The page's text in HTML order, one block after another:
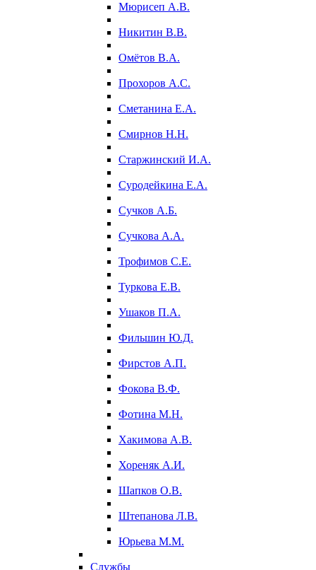
Мюрисеп А.В.
Никитин В.В.
Омётов В.А.
Прохоров А.С.
Сметанина Е.А.
Смирнов Н.Н.
Старжинский И.А.
Суродейкина Е.А.
Сучков А.Б.
Сучкова А.А.
Трофимов С.Е.
Туркова Е.В.
Ушаков П.А.
Фильшин Ю.Д.
Фирстов А.П.
Фокова В.Ф.
Фотина М.Н.
Хакимова А.В.
Хореняк А.И.
Шапков О.В.
Штепанова Л.В.
Юрьева М.М.
Службы